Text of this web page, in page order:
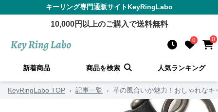
キーリング専門通販サイトKeyRingLabo
10,000円以上のご購入で送料無料
0 0
新着商品 商品を検索 人気ランキング
KeyRingLabo TOP › 記事一覧 › 革の風合いが魅力！おしゃれな